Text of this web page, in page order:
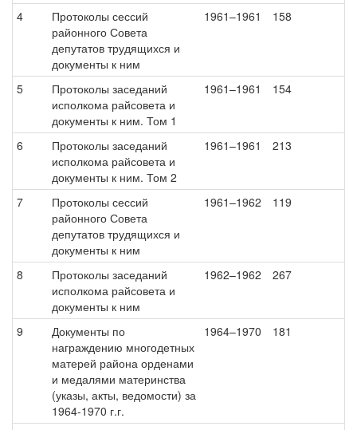
4
Протоколы сессий
районного Совета
депутатов трудящихся и
документы к ним
1961–1961 158
5
Протоколы заседаний
исполкома райсовета и
документы к ним. Том 1
1961–1961 154
6
Протоколы заседаний
исполкома райсовета и
документы к ним. Том 2
1961–1961 213
7
Протоколы сессий
районного Совета
депутатов трудящихся и
документы к ним
1961–1962 119
8
Протоколы заседаний
исполкома райсовета и
документы к ним
1962–1962 267
9
Документы по
награждению многодетных
матерей района орденами
и медалями материнства
(указы, акты, ведомости) за
1964-1970 г.г.
1964–1970 181